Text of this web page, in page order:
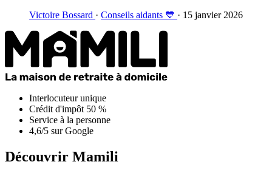
Victoire Bossard · Conseils aidants 💙 · 15 janvier 2026
Interlocuteur unique
Crédit d'impôt 50 %
Service à la personne
4,6/5 sur Google
Découvrir Mamili